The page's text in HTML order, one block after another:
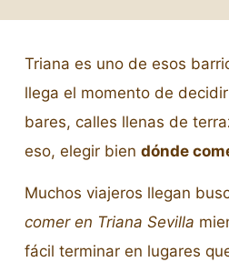
Triana es uno de esos
llega el momento de
bares, calles llenas de
eso, elegir bien dónde
Muchos viajeros llegan
comer en Triana Sevilla
fácil terminar en lugares